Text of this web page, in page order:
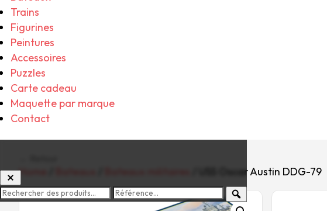
Trains
Figurines
Peintures
Accessoires
Puzzles
Carte cadeau
Maquette par marque
Contact
Home / USS Oscar Austin DDG-79